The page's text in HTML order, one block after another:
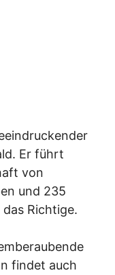
Er führt
von
und 235
Richtige.
findet auch